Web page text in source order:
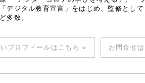
デジタル教育宣言」をはじめ、監修とし
多数。
プロフィールはこちら » お問合せ